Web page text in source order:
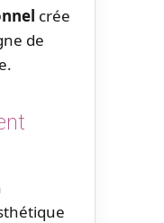
crée
de